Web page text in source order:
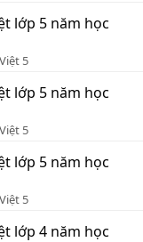
lớp 5 năm học
5
lớp 5 năm học
5
lớp 5 năm học
5
lớp 4 năm học